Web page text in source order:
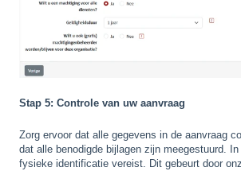
Stap 5: Controle van uw aanvraag
Zorg ervoor dat alle gegevens in de aanvraag
dat alle benodigde bijlagen zijn meegestuurd.
fysieke identificatie vereist. Dit gebeurt door